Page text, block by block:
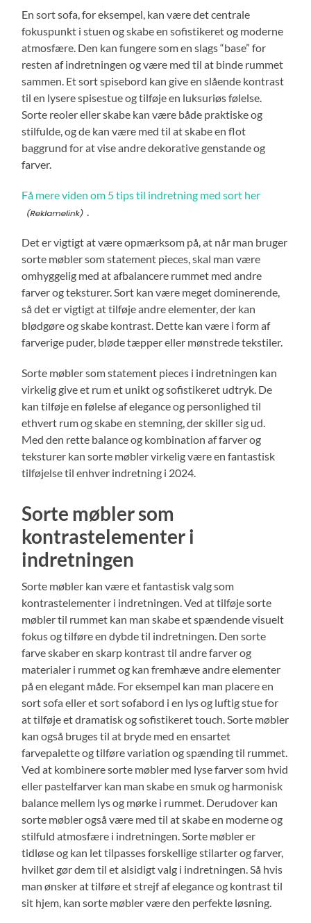
En sort sofa, for eksempel, kan være det centrale
fokuspunkt i stuen og skabe en sofistikeret og moderne
atmosfære. Den kan fungere som en slags “base” for
resten af indretningen og være med til at binde rummet
sammen. Et sort spisebord kan give en slående kontrast
til en lysere spisestue og tilføje en luksuriøs følelse.
Sorte reoler eller skabe kan være både praktiske og
stilfulde, og de kan være med til at skabe en flot
baggrund for at vise andre dekorative genstande og
farver.
Få mere viden om 5 tips til indretning med sort her
Det er vigtigt at være opmærksom på, at når man bruger
sorte møbler som statement pieces, skal man være
omhyggelig med at afbalancere rummet med andre
farver og teksturer. Sort kan være meget dominerende,
så det er vigtigt at tilføje andre elementer, der kan
blødgøre og skabe kontrast. Dette kan være i form af
farverige puder, bløde tæpper eller mønstrede tekstiler.
Sorte møbler som statement pieces i indretningen kan
virkelig give et rum et unikt og sofistikeret udtryk. De
kan tilføje en følelse af elegance og personlighed til
ethvert rum og skabe en stemning, der skiller sig ud.
Med den rette balance og kombination af farver og
teksturer kan sorte møbler virkelig være en fantastisk
tilføjelse til enhver indretning i 2024.
Sorte møbler som
kontrastelementer i
indretningen
Sorte møbler kan være et fantastisk valg som
kontrastelementer i indretningen. Ved at tilføje sorte
møbler til rummet kan man skabe et spændende visuelt
fokus og tilføre en dybde til indretningen. Den sorte
farve skaber en skarp kontrast til andre farver og
materialer i rummet og kan fremhæve andre elementer
på en elegant måde. For eksempel kan man placere en
sort sofa eller et sort sofabord i en lys og luftig stue for
at tilføje et dramatisk og sofistikeret touch. Sorte møbler
kan også bruges til at bryde med en ensartet
farvepalette og tilføre variation og spænding til rummet.
Ved at kombinere sorte møbler med lyse farver som hvid
eller pastelfarver kan man skabe en smuk og harmonisk
balance mellem lys og mørke i rummet. Derudover kan
sorte møbler også være med til at skabe en moderne og
stilfuld atmosfære i indretningen. Sorte møbler er
tidløse og kan let tilpasses forskellige stilarter og farver,
hvilket gør dem til et alsidigt valg i indretningen. Så hvis
man ønsker at tilføre et strejf af elegance og kontrast til
sit hjem, kan sorte møbler være den perfekte løsning.